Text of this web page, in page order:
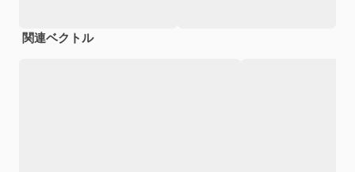
関連ベクトル